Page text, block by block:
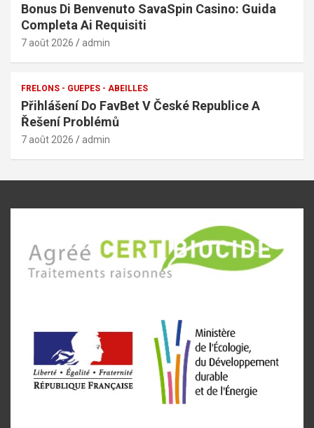
Bonus Di Benvenuto SavaSpin Casino: Guida
Completa Ai Requisiti
7 août 2026 admin
FRELONS - GUEPES - ABEILLES
Přihlášení Do FavBet V České Republice A
Řešení Problémů
7 août 2026 admin